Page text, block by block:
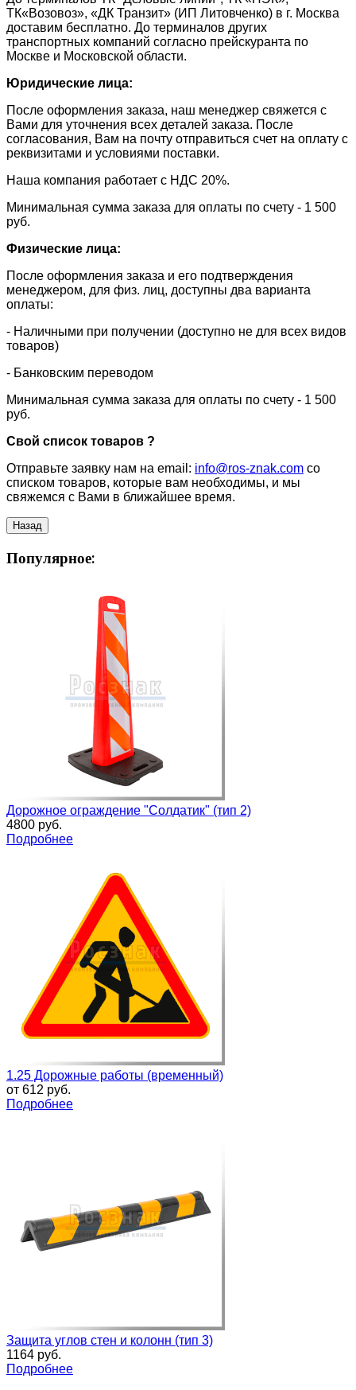
ТК«Возовоз», «ДК Транзит» (ИП Литовченко) в г. Москва
доставим бесплатно. До терминалов других
транспортных компаний согласно прейскуранта по
Москве и Московской области.
Юридические лица:
После оформления заказа, наш менеджер свяжется с
Вами для уточнения всех деталей заказа. После
согласования, Вам на почту отправиться счет на оплату с
реквизитами и условиями поставки.
​Наша компания работает с НДС 20%.
​Минимальная сумма заказа для оплаты по счету - 1 500
руб.
Физические лица:
После оформления заказа и его подтверждения
менеджером, для физ. лиц, доступны два варианта
оплаты:
- Наличными при получении (доступно не для всех видов
товаров)
- Банковским переводом
Минимальная сумма заказа для оплаты по счету - 1 500
руб.
Свой список товаров ?
Отправьте заявку нам на email: info@ros-znak.com со
списком товаров, которые вам необходимы, и мы
свяжемся с Вами в ближайшее время.
Популярное:
Дорожное ограждение "Солдатик" (тип 2)
4800 руб.
Подробнее
1.25 Дорожные работы (временный)
от 612 руб.
Подробнее
Защита углов стен и колонн (тип 3)
1164 руб.
Подробнее